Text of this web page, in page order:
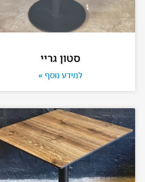
סטון גריי
למידע נוסף »